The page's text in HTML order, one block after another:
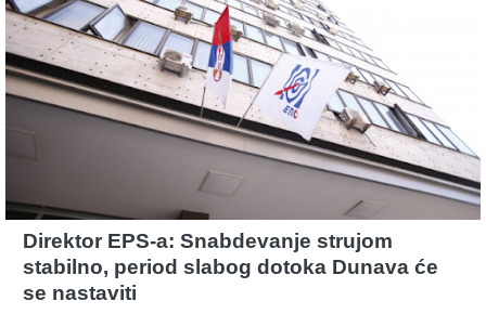
Direktor EPS-a: Snabdevanje strujom
stabilno, period slabog dotoka Dunava će
se nastaviti